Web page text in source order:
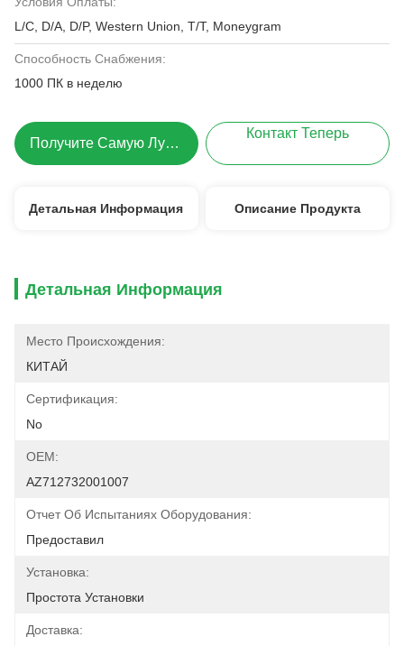
L/C, D/A, D/P, Western Union, T/T, Moneygram
Способность Снабжения:
1000 ПК в неделю
Получите Самую Лучшую Цену
Контакт Теперь
Детальная Информация Описание Продукта
Детальная Информация
Место Происхождения:
КИТАЙ
Сертификация:
No
OEM:
AZ712732001007
Отчет Об Испытаниях Оборудования:
Предоставил
Установка:
Простота Установки
Доставка: